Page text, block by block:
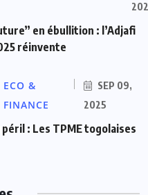
en ébullition : l’Adjafi
réinvente
ECO &
FINANCE
SEP 09,
2025
péril : Les TPME togolaises